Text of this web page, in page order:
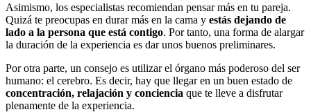
Asimismo, los especialistas recomiendan pensar más en tu pareja.
Quizá te preocupas en durar más en la cama y estás dejando de
lado a la persona que está contigo. Por tanto, una forma de alargar
la duración de la experiencia es dar unos buenos preliminares.
Por otra parte, un consejo es utilizar el órgano más poderoso del ser
humano: el cerebro. Es decir, hay que llegar en un buen estado de
concentración, relajación y conciencia que te lleve a disfrutar
plenamente de la experiencia.